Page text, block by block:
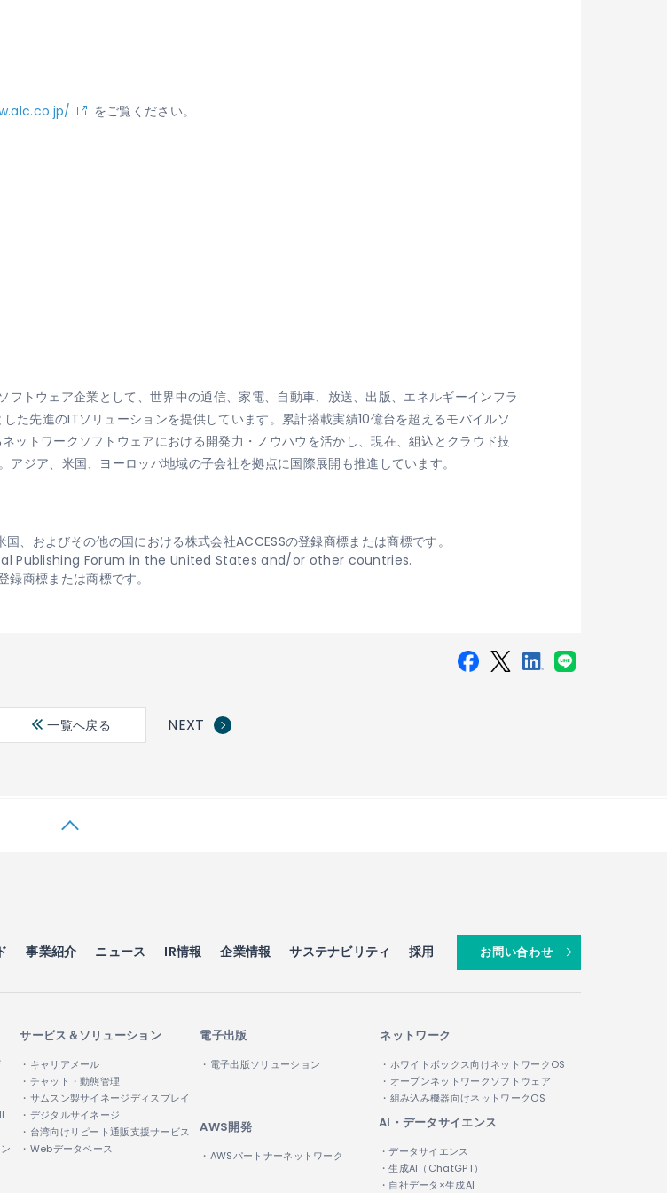
をご覧ください。
トウェア企業として、世界中の通信、家電、自動車、放送、出版、エネルギーインフラ
た先進のITソリューションを提供しています。累計搭載実績10億台を超えるモバイルソ
ットワークソフトウェアにおける開発力・ノウハウを活かし、現在、組込とクラウド技
ジア、米国、ヨーロッパ地域の子会社を拠点に国際展開も推進しています。
国、およびその他の国における株式会社ACCESSの登録商標または商標です。
Publishing Forum in the United States and/or other countries.
商標または商標です。
一覧へ戻る NEXT
事業紹介 ニュース IR情報 企業情報 サステナビリティ 採用 お問い合わせ
サービス＆ソリューション
・キャリアメール
・チャット・動態管理
・サムスン製サイネージディスプレイ
・デジタルサイネージ
・台湾向けリピート通販支援サービス
・Webデータベース
電子出版
・電子出版ソリューション
ネットワーク
・ホワイトボックス向けネットワークOS
・オープンネットワークソフトウェア
・組み込み機器向けネットワークOS
AWS開発
・AWSパートナーネットワーク
AI・データサイエンス
・データサイエンス
・生成AI（ChatGPT）
・自社データ×生成AI